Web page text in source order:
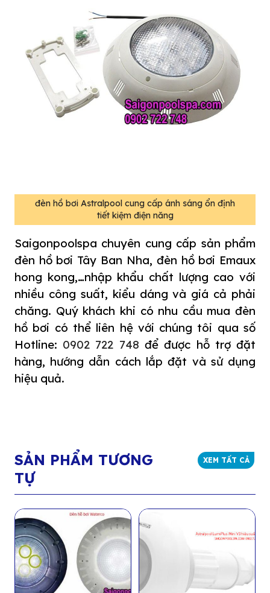
đèn hồ bơi Astralpool cung cấp ánh sáng ổn định
tiết kiệm điện năng
Saigonpoolspa chuyên cung cấp sản phẩm
đèn hồ bơi Tây Ban Nha, đèn hồ bơi Emaux
hong kong,…nhập khẩu chất lượng cao với
nhiều công suất, kiểu dáng và giá cả phải
chăng. Quý khách khi có nhu cầu mua đèn
hồ bơi có thể liên hệ với chúng tôi qua số
Hotline: 0902 722 748 để được hỗ trợ đặt
hàng, hướng dẫn cách lắp đặt và sử dụng
hiệu quả.
SẢN PHẨM TƯƠNG
TỰ
XEM TẤT CẢ